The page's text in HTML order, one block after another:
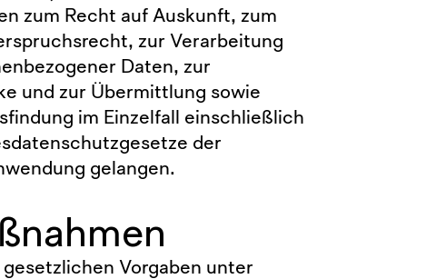
zum Recht auf Auskunft, zum
zur Verarbeitung
Daten, zur
und zur Übermittlung sowie
im Einzelfall einschließlich
der
gelangen.
Vorgaben unter